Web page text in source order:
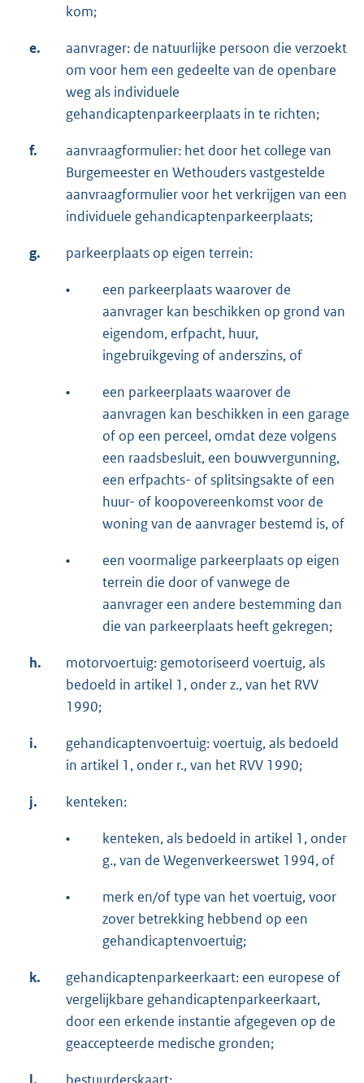
kom;
e.
aanvrager: de natuurlijke persoon die verzoekt
om voor hem een gedeelte van de openbare
weg als individuele
gehandicaptenparkeerplaats in te richten;
f.
aanvraagformulier: het door het college van
Burgemeester en Wethouders vastgestelde
aanvraagformulier voor het verkrijgen van een
individuele gehandicaptenparkeerplaats;
g. parkeerplaats op eigen terrein:
•
een parkeerplaats waarover de
aanvrager kan beschikken op grond van
eigendom, erfpacht, huur,
ingebruikgeving of anderszins, of
•
een parkeerplaats waarover de
aanvragen kan beschikken in een garage
of op een perceel, omdat deze volgens
een raadsbesluit, een bouwvergunning,
een erfpachts- of splitsingsakte of een
huur- of koopovereenkomst voor de
woning van de aanvrager bestemd is, of
•
een voormalige parkeerplaats op eigen
terrein die door of vanwege de
aanvrager een andere bestemming dan
die van parkeerplaats heeft gekregen;
h.
motorvoertuig: gemotoriseerd voertuig, als
bedoeld in artikel 1, onder z., van het RVV
1990;
i.
gehandicaptenvoertuig: voertuig, als bedoeld
in artikel 1, onder r., van het RVV 1990;
j. kenteken:
•
kenteken, als bedoeld in artikel 1, onder
g., van de Wegenverkeerswet 1994, of
•
merk en/of type van het voertuig, voor
zover betrekking hebbend op een
gehandicaptenvoertuig;
k.
gehandicaptenparkeerkaart: een europese of
vergelijkbare gehandicaptenparkeerkaart,
door een erkende instantie afgegeven op de
geaccepteerde medische gronden;